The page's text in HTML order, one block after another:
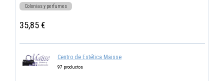
Colonias y perfumes
35,85 €
Centro de Estética Maisse
97 productos